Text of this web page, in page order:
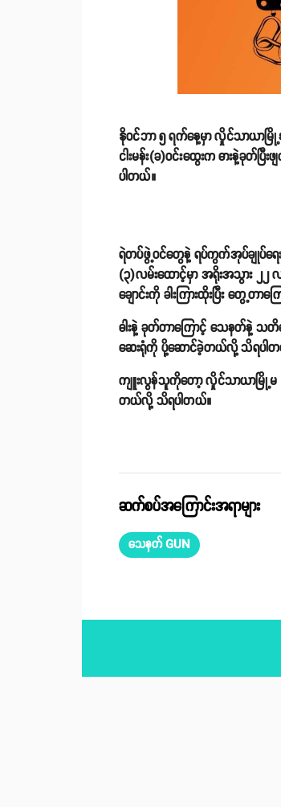
နိုဝင်ဘာ ၅ ရက်နေ့မှာ လှိုင်သာယာမ
ငါးမန်း(ခ)ဝင်းထွေးက ဓားနဲ့ခုတ်
ပါတယ်။
ရဲတပ်ဖွဲ့ဝင်တွေနဲ့ ရပ်ကွက်အုပ်ချုပ်ရေး
(၃)လမ်းထောင့်မှာ အရိုးအသွား ၂၂
ချောင်းကို ခါးကြားထိုးပြီး တွေ့
ဓါးနဲ့ ခုတ်တာကြောင့် သေနတ်နဲ့ သတိ
ဆေးရုံကို ပို့ဆောင်ခဲ့တယ်လို့ သိရပါ
ကျူးလွန်သူကိုတော့ လှိုင်သာယာမြို့မ
တယ်လို့ သိရပါတယ်။
ဆက်စပ်အကြောင်းအရာများ
သေနတ် GUN